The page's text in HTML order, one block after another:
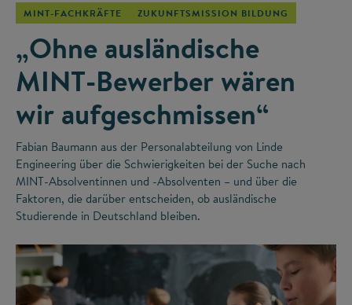
MINT-FACHKRÄFTE ZUKUNFTSMISSION BILDUNG
„Ohne ausländische
MINT-Bewerber wären
wir aufgeschmissen“
Fabian Baumann aus der Personalabteilung von Linde
Engineering über die Schwierigkeiten bei der Suche nach
MINT-Absolventinnen und -Absolventen – und über die
Faktoren, die darüber entscheiden, ob ausländische
Studierende in Deutschland bleiben.